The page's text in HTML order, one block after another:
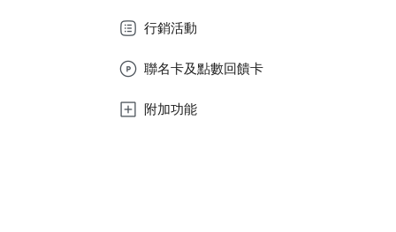
行銷活動
聯名卡及點數回饋卡
附加功能